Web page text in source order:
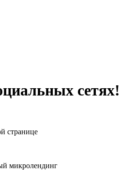
сетях!
странице
микролендинг